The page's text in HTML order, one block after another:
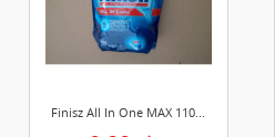
Finisz All In One MAX 110...